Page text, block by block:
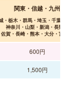
関東・信越・九州
・栃木・群馬・埼玉・千葉
神奈川・山梨・新潟・長野
賀・長崎・熊本・大分・
600円
1,500円